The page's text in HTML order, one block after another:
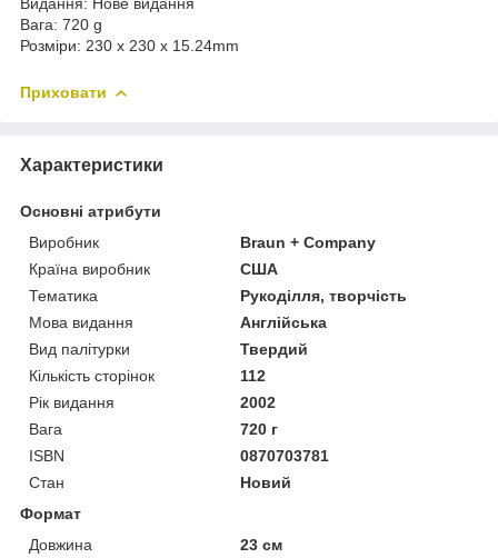
Вага: 720 g
Розміри: 230 x 230 x 15.24mm
Приховати
Характеристики
Основні атрибути
Виробник
Braun + Company
Країна виробник
США
Тематика
Рукоділля, творчість
Мова видання
Англійська
Вид палітурки
Твердий
Кількість сторінок
112
Рік видання
2002
Вага
720 г
ISBN
0870703781
Стан
Новий
Формат
Довжина
23 см